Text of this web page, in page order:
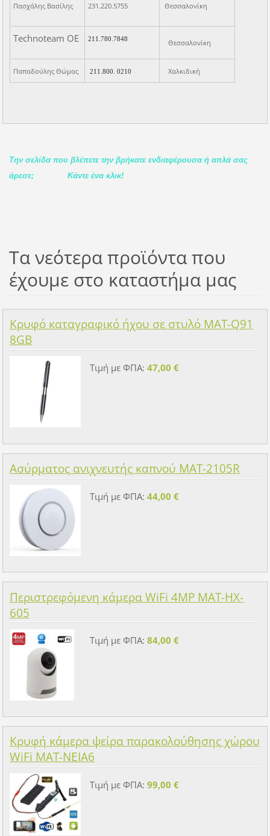
Πασχάλης Βασίλης 231.220.5755 Θεσσαλονίκη
Technoteam ΟΕ 211.780.7848 Θεσσαλονίκη
Παπαδούλης Θώμας 211.800. 0210 Χαλκιδική
Την σελίδα που βλέπετε την βρήκατε ενδιαφέρουσα ή απλά σας
άρεσε; Κάντε ένα κλικ!
Τα νεότερα προϊόντα που
έχουμε στο καταστήμα μας
Κρυφό καταγραφικό ήχου σε στυλό MAT-Q91
8GB
Τιμή με ΦΠΑ: 47,00 €
Ασύρματος ανιχνευτής καπνού MAT-2105R
Τιμή με ΦΠΑ: 44,00 €
Περιστρεφόμενη κάμερα WiFi 4MP MAT-HX-
605
Τιμή με ΦΠΑ: 84,00 €
Κρυφή κάμερα ψείρα παρακολούθησης χώρου
WiFi MAT-NEIA6
Τιμή με ΦΠΑ: 99,00 €